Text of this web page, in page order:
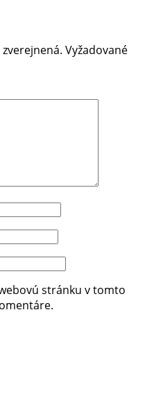
Vyžadované
stránku v tomto